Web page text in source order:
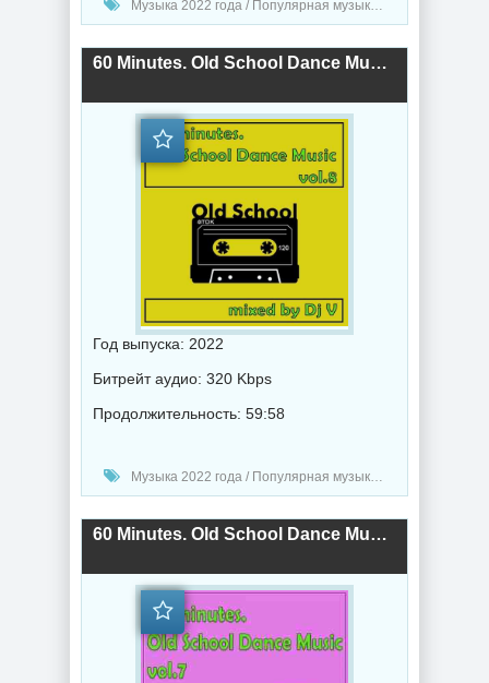
Музыка 2022 года / Популярная музыка / Транс музыка / Сборник музыка / mixed by Dj V
60 Minutes. Old School Dance Music vol.8 (2022) торрент
Год выпуска: 2022
Битрейт аудио: 320 Kbps
Продолжительность: 59:58
Музыка 2022 года / Популярная музыка / Клубная музыка / Хаус музыка / Транс музыка / Танцевальная музыка
60 Minutes. Old School Dance Music vol.7 (2022) торрент